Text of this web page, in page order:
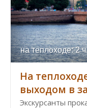
на теплоходе: 2
На
выходом в
Экскурсанты